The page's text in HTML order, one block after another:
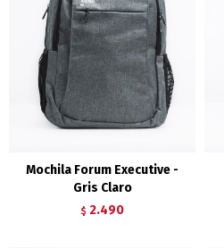
Mochila Forum Executive -
Gris Claro
$ 2.490